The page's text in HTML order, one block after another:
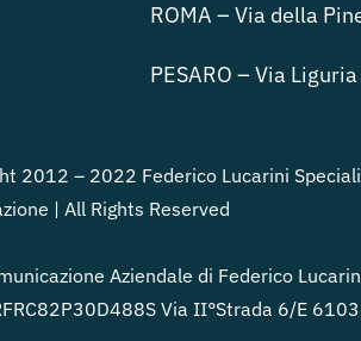
ROMA – Via della
PESARO – Via
2012 – 2022 Federico Lucarini
| All Rights Reserved
Aziendale di Federico
Via II°Strada 6/E